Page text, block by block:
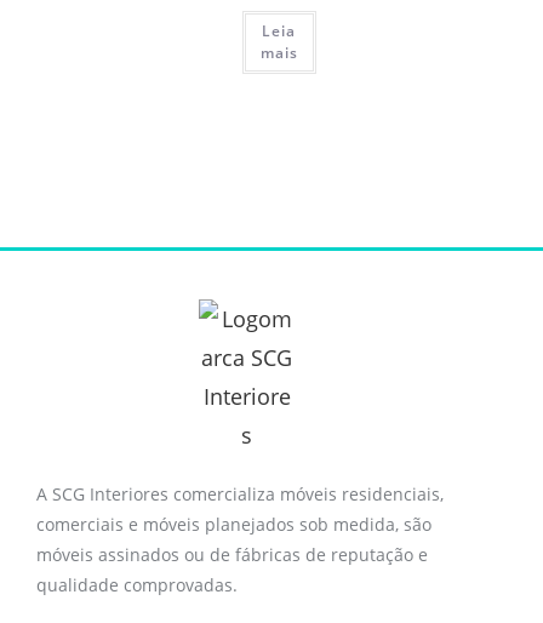
Leia
mais
A SCG Interiores comercializa móveis residenciais,
comerciais e móveis planejados sob medida, são
móveis assinados ou de fábricas de reputação e
qualidade comprovadas.